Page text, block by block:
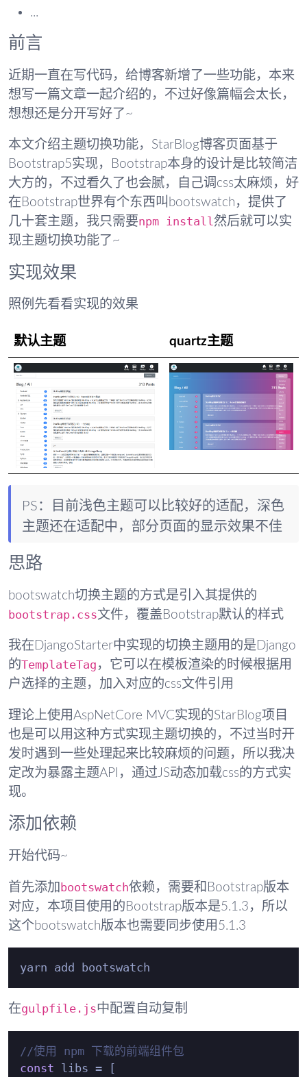
...
前言
近期一直在写代码，给博客新增了一些功能，本来
想写一篇文章一起介绍的，不过好像篇幅会太长，
想想还是分开写好了~
本文介绍主题切换功能，StarBlog博客页面基于
Bootstrap5实现，Bootstrap本身的设计是比较简洁
大方的，不过看久了也会腻，自己调css太麻烦，好
在Bootstrap世界有个东西叫bootswatch，提供了
几十套主题，我只需要npm install然后就可以实
现主题切换功能了~
实现效果
照例先看看实现的效果
默认主题 quartz主题
PS：目前浅色主题可以比较好的适配，深色
主题还在适配中，部分页面的显示效果不佳
思路
bootswatch切换主题的方式是引入其提供的
bootstrap.css文件，覆盖Bootstrap默认的样式
我在DjangoStarter中实现的切换主题用的是Django
的TemplateTag ，它可以在模板渲染的时候根据用
户选择的主题，加入对应的css文件引用
理论上使用AspNetCore MVC实现的StarBlog项目
也是可以用这种方式实现主题切换的，不过当时开
发时遇到一些处理起来比较麻烦的问题，所以我决
定改为暴露主题API，通过JS动态加载css的方式实
现。
添加依赖
开始代码~
首先添加 bootswatch依赖，需要和Bootstrap版本
对应，本项目使用的Bootstrap版本是5.1.3，所以
这个bootswatch版本也需要同步使用5.1.3
在gulpfile.js中配置自动复制
//使用 npm 下载的前端组件包
const libs = [